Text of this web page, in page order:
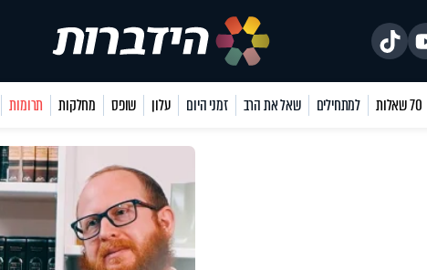
70 שאלות למתחילים שאל את הרב זמני היום עלון שופס מחלקות תרומות